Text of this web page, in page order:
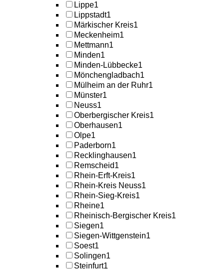
Lippe1
Lippstadt1
Märkischer Kreis1
Meckenheim1
Mettmann1
Minden1
Minden-Lübbecke1
Mönchengladbach1
Mülheim an der Ruhr1
Münster1
Neuss1
Oberbergischer Kreis1
Oberhausen1
Olpe1
Paderborn1
Recklinghausen1
Remscheid1
Rhein-Erft-Kreis1
Rhein-Kreis Neuss1
Rhein-Sieg-Kreis1
Rheine1
Rheinisch-Bergischer Kreis1
Siegen1
Siegen-Wittgenstein1
Soest1
Solingen1
Steinfurt1